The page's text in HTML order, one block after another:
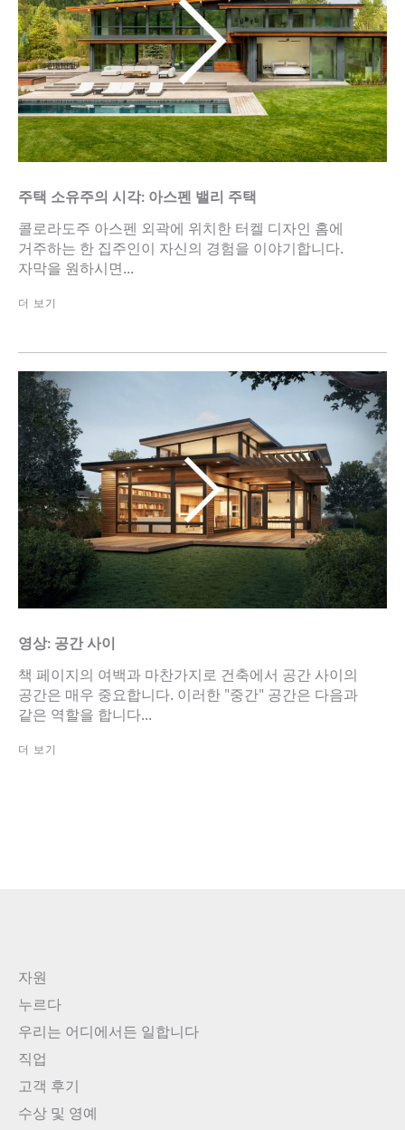
주택 소유주의 시각: 아스펜 밸리 주택
콜로라도주 아스펜 외곽에 위치한 터켈 디자인 홈에
거주하는 한 집주인이 자신의 경험을 이야기합니다.
자막을 원하시면...
더 보기
영상: 공간 사이
책 페이지의 여백과 마찬가지로 건축에서 공간 사이의
공간은 매우 중요합니다. 이러한 "중간" 공간은 다음과
같은 역할을 합니다...
더 보기
자원
누르다
우리는 어디에서든 일합니다
직업
고객 후기
수상 및 영예